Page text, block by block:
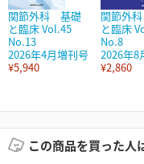
関節外科 基礎
と臨床 Vol.45
No.13
2026年4月増刊号
¥5,940
関節外
と臨床
No.8
2026年8
¥2,860
この商品を買った人